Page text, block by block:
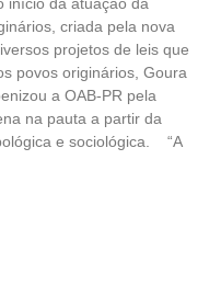
criada pela nova
projetos de leis que
povos originários, Goura
a OAB-PR pela
na pauta a partir da
e sociológica. “A